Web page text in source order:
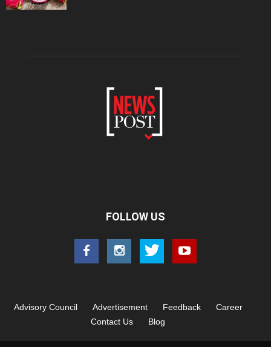
FOLLOW US
Advisory Council Advertisement Feedback
Career
Contact Us
Blog